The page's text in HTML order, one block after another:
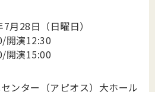
月28日（日曜日）
開演12:30
開演15:00
ンター（アピオス）大ホール